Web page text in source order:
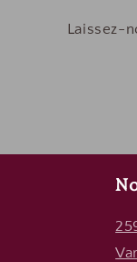
Laissez-